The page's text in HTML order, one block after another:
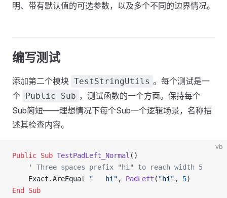
明、带有默认值的可选参数，以及多个不同的边界情况。
编写测试
添加第二个模块 TestStringUtils 。每个测试是一
个 Public Sub ，测试函数的一个方面。保持每个
Sub简短——理想情况下每个Sub一个逻辑场景，名称描
述其检查内容。
vb
Public Sub TestPadLeft_Normal ()
    ' Three spaces prefix "hi" to reach width 5
    Exact.AreEqual
"   hi" , PadLeft ( "hi" , 5)
End Sub